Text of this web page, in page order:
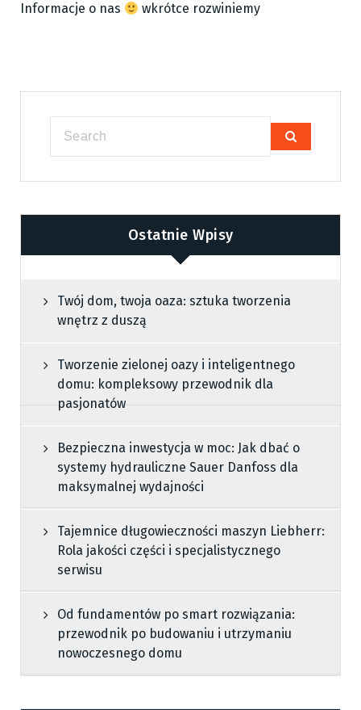
Informacje o nas wkrótce rozwiniemy
Ostatnie Wpisy
Twój dom, twoja oaza: sztuka tworzenia
wnętrz z duszą
Tworzenie zielonej oazy i inteligentnego
domu: kompleksowy przewodnik dla
pasjonatów
Bezpieczna inwestycja w moc: Jak dbać o
systemy hydrauliczne Sauer Danfoss dla
maksymalnej wydajności
Tajemnice długowieczności maszyn Liebherr:
Rola jakości części i specjalistycznego
serwisu
Od fundamentów po smart rozwiązania:
przewodnik po budowaniu i utrzymaniu
nowoczesnego domu